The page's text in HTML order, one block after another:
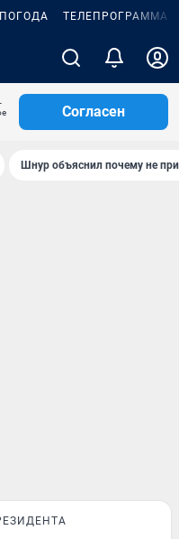
ПОГОДА ТЕЛЕПРОГРАММА
Согласен
Шнур объяснил почему не